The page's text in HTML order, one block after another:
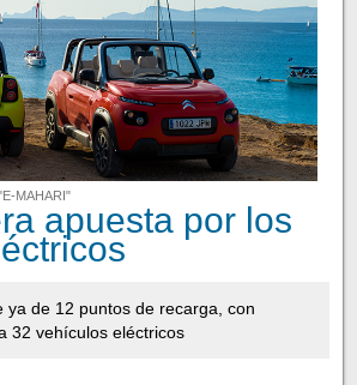
MAHARI"
apuesta por los
ya de 12 puntos de recarga, con
32 vehículos eléctricos